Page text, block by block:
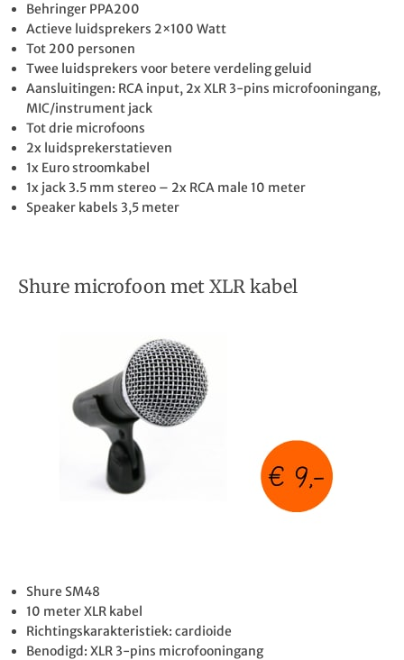
Behringer PPA200
Actieve luidsprekers 2×100 Watt
Tot 200 personen
Twee luidsprekers voor betere verdeling geluid
Aansluitingen: RCA input, 2x XLR 3-pins microfooningang,
MIC/instrument jack
Tot drie microfoons
2x luidsprekerstatieven
1x Euro stroomkabel
1x jack 3.5 mm stereo – 2x RCA male 10 meter
Speaker kabels 3,5 meter
Shure microfoon met XLR kabel
Shure SM48
10 meter XLR kabel
Richtingskarakteristiek: cardioide
Benodigd: XLR 3-pins microfooningang